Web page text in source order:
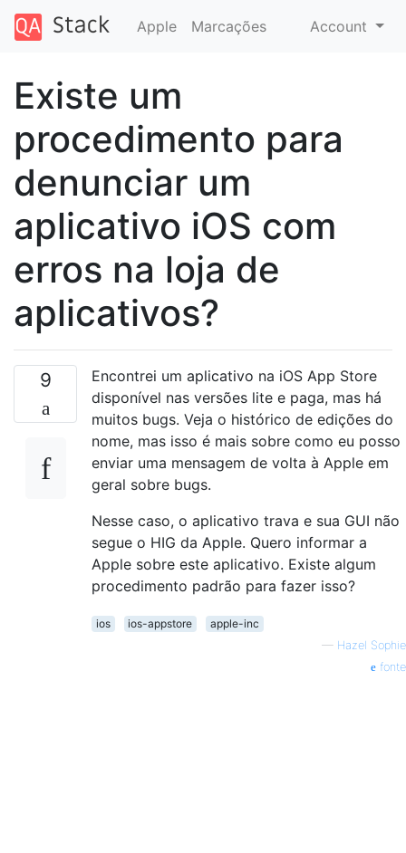
Apple Marcações Account
Existe um
procedimento para
denunciar um
aplicativo iOS com
erros na loja de
aplicativos?
9
Encontrei um aplicativo na iOS App Store
disponível nas versões lite e paga, mas há
muitos bugs. Veja o histórico de edições do
nome, mas isso é mais sobre como eu posso
enviar uma mensagem de volta à Apple em
geral sobre bugs.
Nesse caso, o aplicativo trava e sua GUI não
segue o HIG da Apple. Quero informar a
Apple sobre este aplicativo. Existe algum
procedimento padrão para fazer isso?
ios ios-appstore
apple-inc
— Hazel Sophie
fonte